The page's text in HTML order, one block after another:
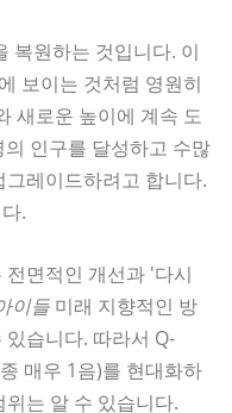
복원하는 것입니다. 이
보이는 것처럼 영원히
새로운 높이에 계속 도
인구를 달성하고 수많
레이드하려고 합니다.
.
면적인 개선과 '다시
이들 미래 지향적인 방
습니다. 따라서 Q-
매우 1음)를 현대화하
는 알 수 있습니다.